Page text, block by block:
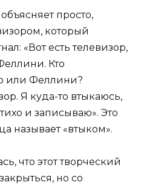
просто,
который
«Вот есть телевизор,
Кто
или Феллини?
Я куда-то втыкаюсь,
и записываю». Это
называет «втыком».
что этот творческий
но со